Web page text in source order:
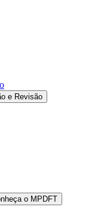
e Revisão
o MPDFT